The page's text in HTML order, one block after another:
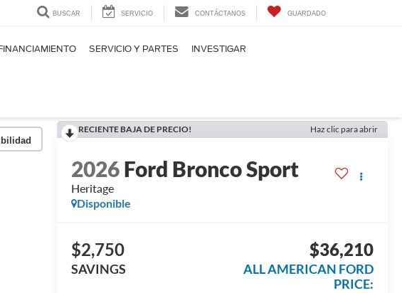
BUSCAR SERVICIO CONTÁCTANOS GUARDADO
FINANCIAMIENTO SERVICIO Y PARTES INVESTIGAR
RECIENTE BAJA DE PRECIO! Haz clic para abrir
2026Ford Bronco Sport
Heritage
Disponible
$2,750
SAVINGS
$36,210
ALL AMERICAN FORD
PRICE: